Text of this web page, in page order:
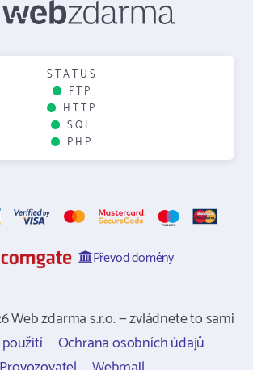
STATUS
FTP
HTTP
SQL
PHP
Převod domény
Web zdarma s.r.o. — zvládnete to sami
Ochrana osobních údajů